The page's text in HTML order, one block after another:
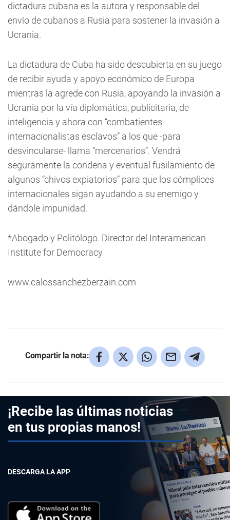
dictadura cubana es la autora y responsable del
envío de cubanos a Rusia para sostener la invasión a
Ucrania.
La dictadura de Cuba ha sido descubierta en su juego
de recibir ayuda y apoyo económico de Europa
mientras la agrede con Rusia, apoyando la invasión a
Ucrania por la vía diplomática, publicitaria, de
inteligencia y ahora con “combatientes
internacionalistas esclavos” a los que -para
desvincularse- llama “mercenarios”. Vendrá
seguramente la condena y eventual fusilamiento de
algunos “chivos expiatorios” para que los cómplices
internacionales sigan ayudando a su enemigo y
dándole impunidad.
*Abogado y Politólogo. Director del Interamerican
Institute for Democracy
www.calossanchezberzain.com
Compartir la nota:
¡Recibe las últimas noticias
en tus propias manos!
DESCARGA LA APP